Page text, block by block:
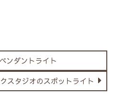
ンダントライト
スタジオのスポットライト